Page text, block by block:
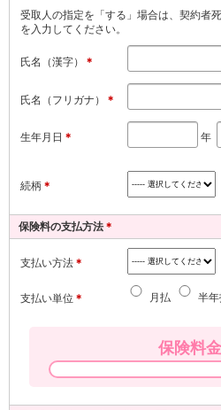
受取人の指定を「する」場合は、契約者
を入力してください。
氏名（漢字） ＊
氏名（フリガナ） ＊
生年月日 ＊ 年
続柄 ＊
保険料の支払方法 ＊
支払い方法 ＊
支払い単位 ＊ 月払 半年
保険料